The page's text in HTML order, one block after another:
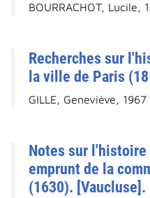
BOURRACHOT, Lucile,
Recherches sur
la ville de Paris
GILLE, Geneviève, 1967
Notes sur l'histoire
emprunt de la
(1630). [Vaucluse].